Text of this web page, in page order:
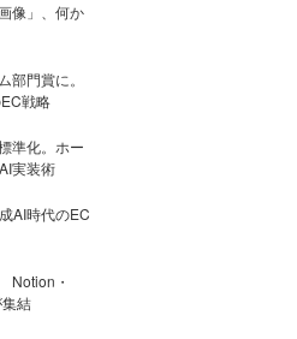
像」、何か
門賞に。
戦略
準化。ホー
実装術
AI時代のEC
Notion・
結